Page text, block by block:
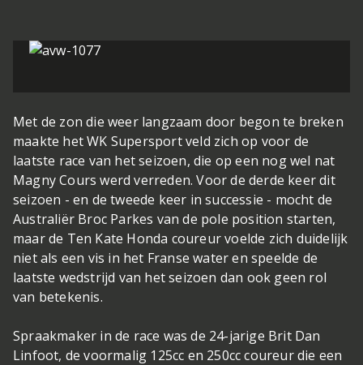
Met de zon die weer langzaam door begon te breken
maakte het WK Supersport veld zich op voor de
laatste race van het seizoen, die op een nog wel nat
Magny Cours werd verreden. Voor de derde keer dit
seizoen - en de tweede keer in successie - mocht de
Australiër Broc Parkes van de pole position starten,
maar de Ten Kate Honda coureur voelde zich duidelijk
niet als een vis in het Franse water en speelde de
laatste wedstrijd van het seizoen dan ook geen rol
van betekenis.
Spraakmaker in de race was de 24-jarige Brit Dan
Linfoot, de voormalig 125cc en 250cc coureur die een